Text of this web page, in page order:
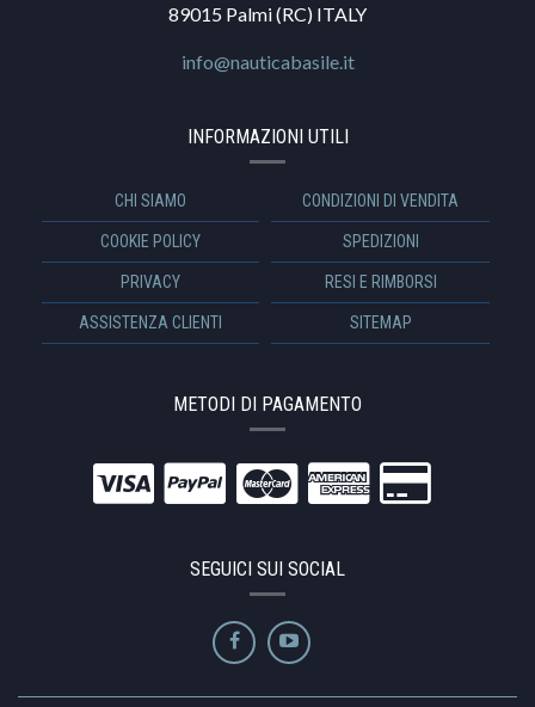
89015 Palmi (RC) ITALY
info@nauticabasile.it
INFORMAZIONI UTILI
CHI SIAMO CONDIZIONI DI VENDITA
COOKIE POLICY SPEDIZIONI
PRIVACY RESI E RIMBORSI
ASSISTENZA CLIENTI SITEMAP
METODI DI PAGAMENTO
SEGUICI SUI SOCIAL